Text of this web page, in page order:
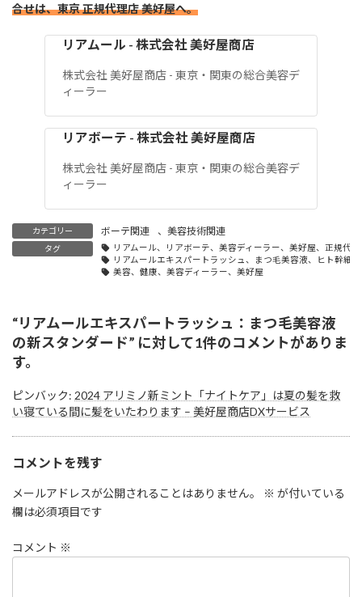
合せは、東京 正規代理店 美好屋へ。
リアムール - 株式会社 美好屋商店
株式会社 美好屋商店 - 東京・関東の総合美容デ
ィーラー
リアボーテ - 株式会社 美好屋商店
株式会社 美好屋商店 - 東京・関東の総合美容デ
ィーラー
カテゴリー ボーテ関連 、 美容技術関連
タグ
リアムール、リアボーテ、美容ディーラー、美好屋、正規代
リアムールエキスパートラッシュ、まつ毛美容液、ヒト幹細
美容、健康、美容ディーラー、美好屋
“リアムールエキスパートラッシュ：まつ毛美容液
の新スタンダード” に対して1件のコメントがありま
す。
ピンバック: 2024 アリミノ新ミント「ナイトケア」は夏の髪を救
い寝ている間に髪をいたわります – 美好屋商店DXサービス
コメントを残す
メールアドレスが公開されることはありません。 ※ が付いている
欄は必須項目です
コメント ※